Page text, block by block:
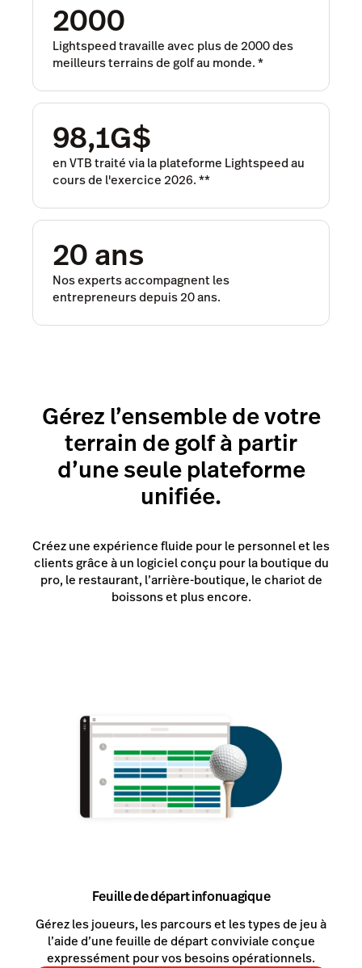
2000
Lightspeed travaille avec plus de 2000 des
meilleurs terrains de golf au monde.*
98,1G$
en VTB traité via la plateforme Lightspeed au
cours de l'exercice 2026.**
20 ans
Nos experts accompagnent les
entrepreneurs depuis 20 ans.
Gérez l’ensemble de votre
terrain de golf à partir
d’une seule plateforme
unifiée.
Créez une expérience fluide pour le personnel et les
clients grâce à un logiciel conçu pour la boutique du
pro, le restaurant, l’arrière-boutique, le chariot de
boissons et plus encore.
Feuille de départ infonuagique
Gérez les joueurs, les parcours et les types de jeu à
l’aide d’une feuille de départ conviviale conçue
expressément pour vos besoins opérationnels.